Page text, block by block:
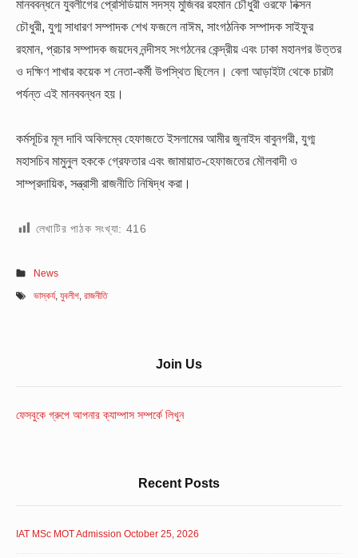
মানববন্ধনে যুবলীগের প্রেসিডিয়াম সদস্য মুজিবর রহমান চৌধুরী ওরফে নিক্সন
চৌধুরী, যুগ্ম সাধারণ সম্পাদক শেখ ফজলে নাঈম, সাংগঠনিক সম্পাদক সাইফুর
রহমান, প্রচার সম্পাদক জয়দেব নন্দীসহ সংগঠনের কেন্দ্রীয় এবং ঢাকা মহানগর উত্তর
ও দক্ষিণ শাখার কয়েক শ নেতা-কর্মী উপস্থিত ছিলেন। বেলা আড়াইটা থেকে চারটা
পর্যন্ত এই মানববন্ধন হয়।
কর্মসূচির মূল দাবি অবিলম্বে হেফাজতে ইসলামের আমীর জুনাইদ বাবুনগরী, যুগ্ম
মহাসচিব মামুনুল হককে গ্রেফতার এবং জামায়াত-হেফাজতের মৌলবাদী ও
সাম্প্রদায়িক, সন্ত্রাসী রাজনীতি নিষিদ্ধ করা।
লেখাটির পাঠক সংখ্যা: 416
News
ভাস্কর্য,যুবলীগ,রাজনীতি
Area
Join Us
ফেসবুকে গ্রুপে আপনার ক্যাম্পাস সম্পর্কে লিখুন
Recent Posts
IAT MSc MOT Admission October 25, 2026